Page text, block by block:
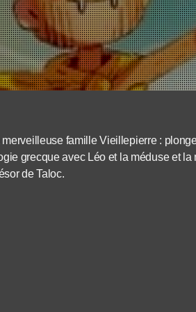
famille Vieillepierre :
grecque avec Léo et la méduse et la
de Taloc.